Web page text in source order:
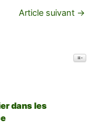
Article suivant →
dans les